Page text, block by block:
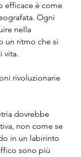
efficace è come
Ogni
nella
un ritmo che si
vita.
rivoluzionarie
dovrebbe
non come se
in un labirinto
sono più